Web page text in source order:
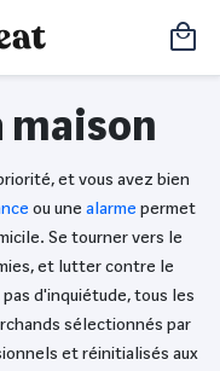
maison
et vous avez bien
ou une alarme permet
Se tourner vers le
et lutter contre le
d'inquiétude, tous les
sélectionnés par
et réinitialisés aux